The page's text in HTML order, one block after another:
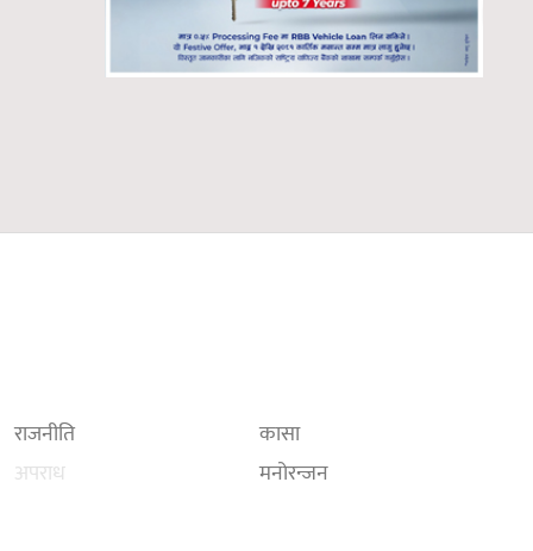
राजनीति
अपराध
कासा
मनोरन्जन